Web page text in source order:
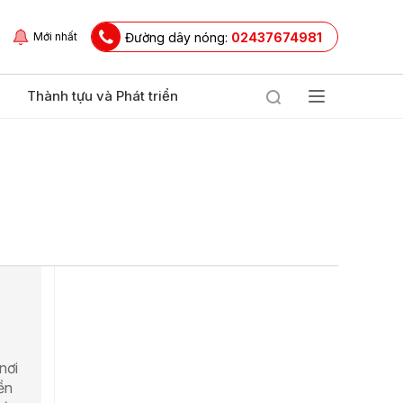
Mới nhất Đường dây nóng: 02437674981
Thành tựu và Phát triển